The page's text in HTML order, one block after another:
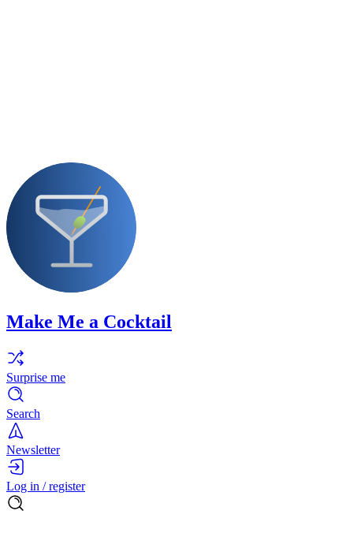
Make Me a Cocktail
Surprise me
Search
Newsletter
Log in / register